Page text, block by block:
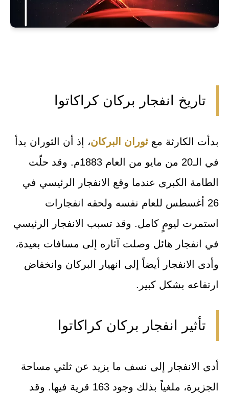
تاريخ انفجار بركان كراكاتوا
بدأت الكارثة مع ثوران البركان، إذ أن الثوران بدأ
في الـ20 من مايو من العام 1883م. وقد حلّت
الطامة الكبرى عندما وقع الانفجار الرئيسي في
26 أغسطس للعام نفسه ولحقه انفجارات
استمرت ليومٍ كامل. وقد تسبب الانفجار الرئيسي
في انفجار هائل وصلت آثاره إلى مسافات بعيدة،
وأدى الانفجار أيضاً إلى انهيار البركان وانخفاض
ارتفاعه بشكل كبير.
تأثير انفجار بركان كراكاتوا
أدى الانفجار إلى نسف ما يزيد عن ثلثي مساحة
الجزيرة، ملغياً بذلك وجود 163 قرية فيها. وقد